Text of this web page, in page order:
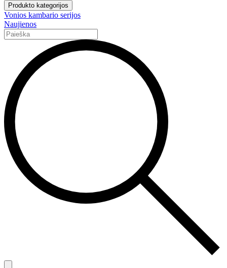
Produkto kategorijos
Vonios kambario serijos
Naujienos